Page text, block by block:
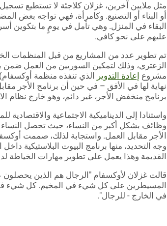
مثل ملايين آخرين، غزلان كلاجئة لا تستطيع
أو البناء أو التصنيع. وكامرأة، فهي تواجه بعض
البقاء في المنزل. وهي تأمل في يومٍ ما بتكوين
عليهم على نحو كافي.
الزعتري، وذلك لتمكين السوريين من العمل ضمن
مشروع إعادة التدوير
الذي تنفذه منظمة
نهاية لها في الأفق – في حين أن برنامج الأجر
برنامج منخفض الأجر، غير دائم، وهو خارج نظام
واستنادا إلى الديناميكية الاجتماعية
وظائف بشكل أكبر من النساء، حيث تحصل
الأجر مقابل العمل. واستجابة لذلك، صممت
وجه التحديد، منها برنامج البيوت البلاستيكية
القديمة وهذا يعمل على تطوير مهارات الخياطة
قالت غزلان لأوكسفام "الرجال هم الذين يحصلون
المسيطرين على كل شيء في المخيم. كل شيء
في الخارج - للرجال".